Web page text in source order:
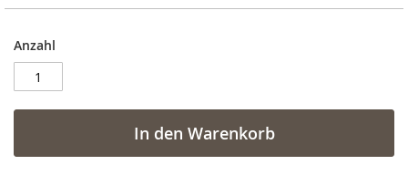
Anzahl
In den Warenkorb